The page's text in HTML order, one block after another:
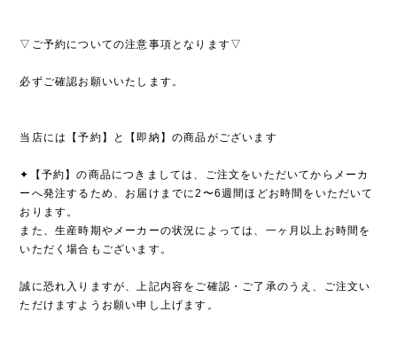
▽ご予約についての注意事項となります▽
必ずご確認お願いいたします。
当店には【予約】と【即納】の商品がございます
✦【予約】の商品につきましては、ご注文をいただいてからメーカ
ーへ発注するため、お届けまでに2〜6週間ほどお時間をいただいて
おります。
また、生産時期やメーカーの状況によっては、一ヶ月以上お時間を
いただく場合もございます。
誠に恐れ入りますが、上記内容をご確認・ご了承のうえ、ご注文い
ただけますようお願い申し上げます。